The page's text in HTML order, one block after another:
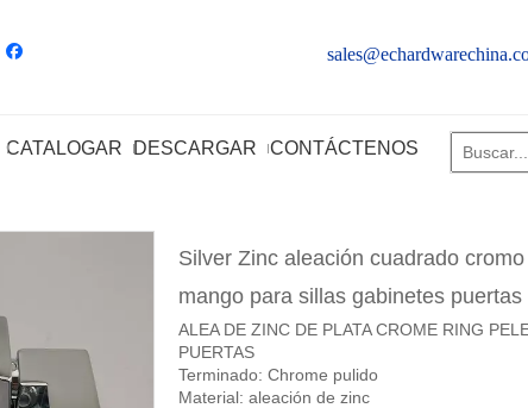
CATALOGAR DESCARGAR CONTÁCTENOS
Silver Zinc aleación cuadrado
mango para sillas gabinetes puertas
ALEA DE ZINC DE PLATA CROME RING
PUERTAS
Terminado: Chrome pulido
Material: aleación de zinc